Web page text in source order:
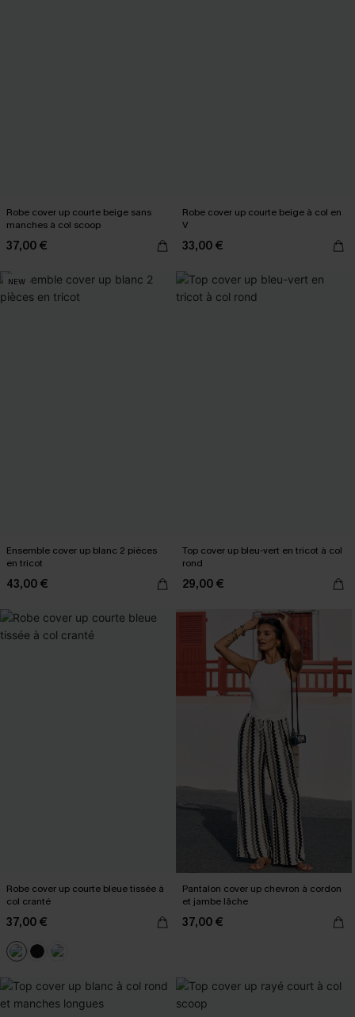
Robe cover up courte beige sans
manches à col scoop
37,00 €
Robe cover up courte beige à col en
V
33,00 €
NEW
Ensemble cover up blanc 2 pièces
en tricot
43,00 €
Top cover up bleu-vert en tricot à col
rond
29,00 €
Robe cover up courte bleue tissée à
col cranté
37,00 €
Pantalon cover up chevron à cordon
et jambe lâche
37,00 €